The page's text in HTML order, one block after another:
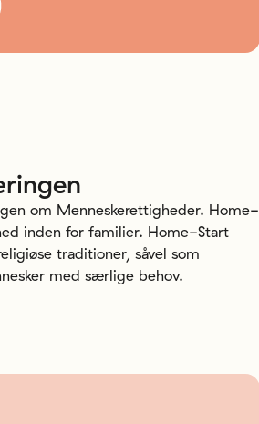
om Menneskerettigheder. Home-
inden for familier. Home-Start
traditioner, såvel som
med særlige behov.